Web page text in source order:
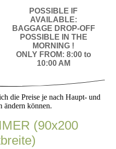
POSSIBLE IF
AVAILABLE:
BAGGAGE DROP-OFF
POSSIBLE IN THE
MORNING !
ONLY FROM: 8:00 to
10:00 AM
die Preise je nach Haupt- und
ändern können.
(90x200